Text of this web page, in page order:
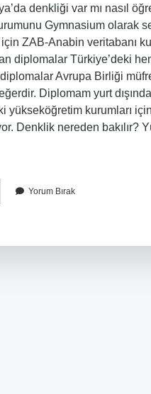
denkliği var mı nasıl
Gymnasium olarak
ZAB-Anabin veritabanı
diplomalar Türkiye’deki
Avrupa Birliği
Diplomam yurt
yükseköğretim kurumları
Denklik nereden bakılır?
Yorum Bırak